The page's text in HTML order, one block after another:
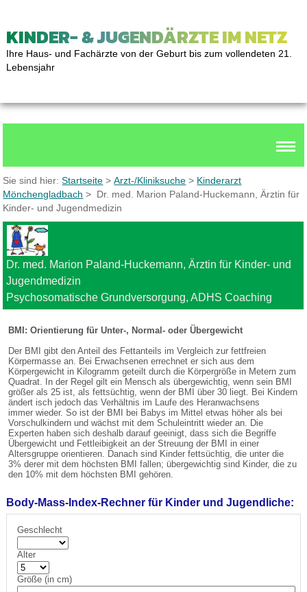
KINDER- & JUGENDÄRZTE IM NETZ
Ihre Haus- und Fachärzte von der Geburt bis zum vollendeten 21.
Lebensjahr
Sie sind hier:Startseite >Arzt-/Kliniksuche > Kinderarzt
Mönchengladbach > Dr. med. Marion Paland-Huckemann, Ärztin für
Kinder- und Jugendmedizin
Dr. med. Marion Paland-Huckemann, Ärztin für Kinder- und
Jugendmedizin
Psychosomatische Grundversorgung, ADHS Coaching
BMI: Orientierung für Unter-, Normal- oder Übergewicht
Der BMI gibt den Anteil des Fettanteils im Vergleich zur fettfreien
Körpermasse an. Bei Erwachsenen errechnet er sich aus dem
Körpergewicht in Kilogramm geteilt durch die Körpergröße in Metern zum
Quadrat. In der Regel gilt ein Mensch als übergewichtig, wenn sein BMI
größer als 25 ist, als fettsüchtig, wenn der BMI über 30 liegt. Bei Kindern
ändert isch jedoch das Verhältnis im Laufe des Heranwachsens
immer wieder. So ist der BMI bei Babys im Mittel etwas höher als bei
Vorschulkindern und wächst mit dem Schuleintritt wieder an. Die
Experten haben sich deshalb darauf geeinigt, dass sich die Begriffe
Übergewicht und Fettleibigkeit an der Streuung der BMI in einer
Altersgruppe orientieren. Danach sind Kinder fettsüchtig, die unter die
3% derer mit dem höchsten BMI fallen; übergewichtig sind Kinder, die zu
den 10% mit dem höchsten BMI gehören.
Body-Mass-Index-Rechner für Kinder und Jugendliche:
Geschlecht
Alter
Größe (in cm)